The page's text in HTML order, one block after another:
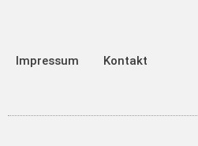
Impressum Kontakt